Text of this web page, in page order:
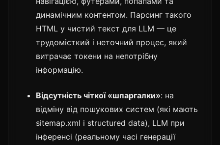
динамічним контентом. Парсинг такого
HTML у чистий текст для LLM — це
трудомісткий і неточний процес, який
витрачає токени на непотрібну
інформацію.
Відсутність чіткої «шпаргалки»: на
відміну від пошукових систем (які мають
sitemap.xml і structured data), LLM при
інференсі (реальному часі генерації